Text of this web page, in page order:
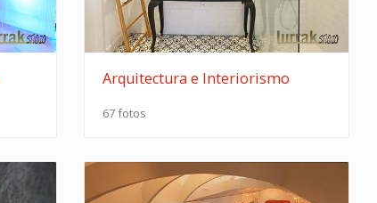
Arquitectura e Interiorismo
67 fotos